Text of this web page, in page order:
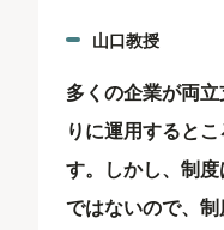
山口教授
多くの企業が両
りに運用すると
す。しかし、制
ではないので、